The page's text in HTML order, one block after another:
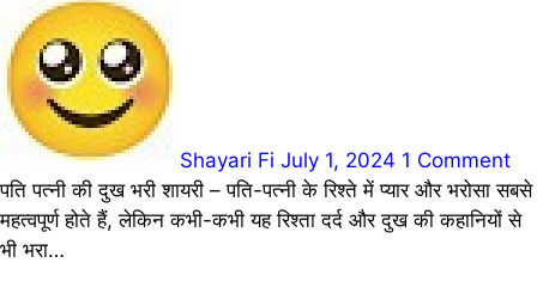
Shayari Fi July 1, 2024 1 Comment
पति पत्नी की दुख भरी शायरी – पति-पत्नी के रिश्ते में प्यार और भरोसा सबसे
महत्वपूर्ण होते हैं, लेकिन कभी-कभी यह रिश्ता दर्द और दुख की कहानियों से
भी भरा…